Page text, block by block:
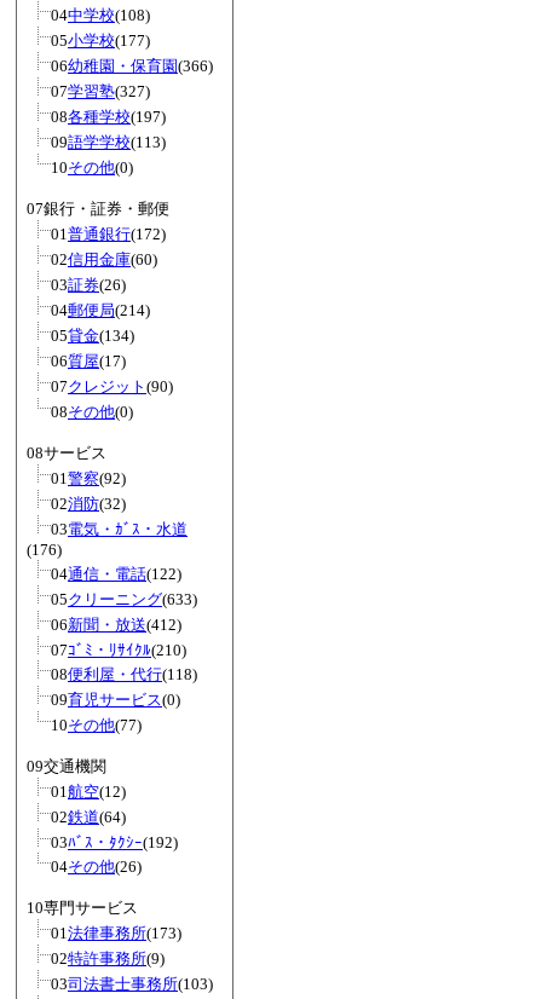
04中学校(108)
05小学校(177)
06幼稚園・保育園(366)
07学習塾(327)
08各種学校(197)
09語学学校(113)
10その他(0)
07銀行・証券・郵便
01普通銀行(172)
02信用金庫(60)
03証券(26)
04郵便局(214)
05貸金(134)
06質屋(17)
07クレジット (90)
08その他(0)
08サービス
01警察(92)
02消防(32)
03電気・ｶﾞｽ・水道
(176)
04通信・電話(122)
05クリーニング(633)
06新聞・放送(412)
07ｺﾞﾐ・ﾘｻｲｸﾙ(210)
08便利屋・代行(118)
09育児サービス(0)
10その他(77)
09交通機関
01航空(12)
02鉄道(64)
03ﾊﾞｽ・ﾀｸｼｰ(192)
04その他(26)
10専門サービス
01法律事務所(173)
02特許事務所(9)
03司法書士事務所(103)